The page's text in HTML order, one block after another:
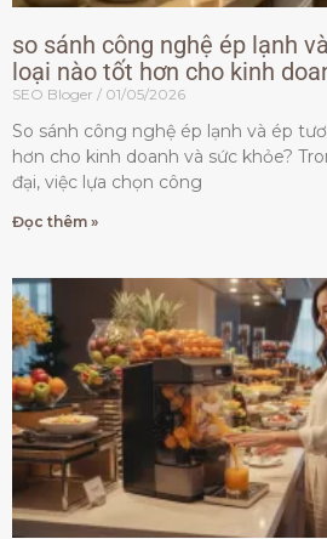
so sánh công nghệ ép lạnh
loại nào tốt hơn cho kinh
SEO Bloger 01/05/2026
So sánh công nghệ ép lạnh và ép
hơn cho kinh doanh và sức khỏe?
đại, việc lựa chọn công
Đọc thêm »